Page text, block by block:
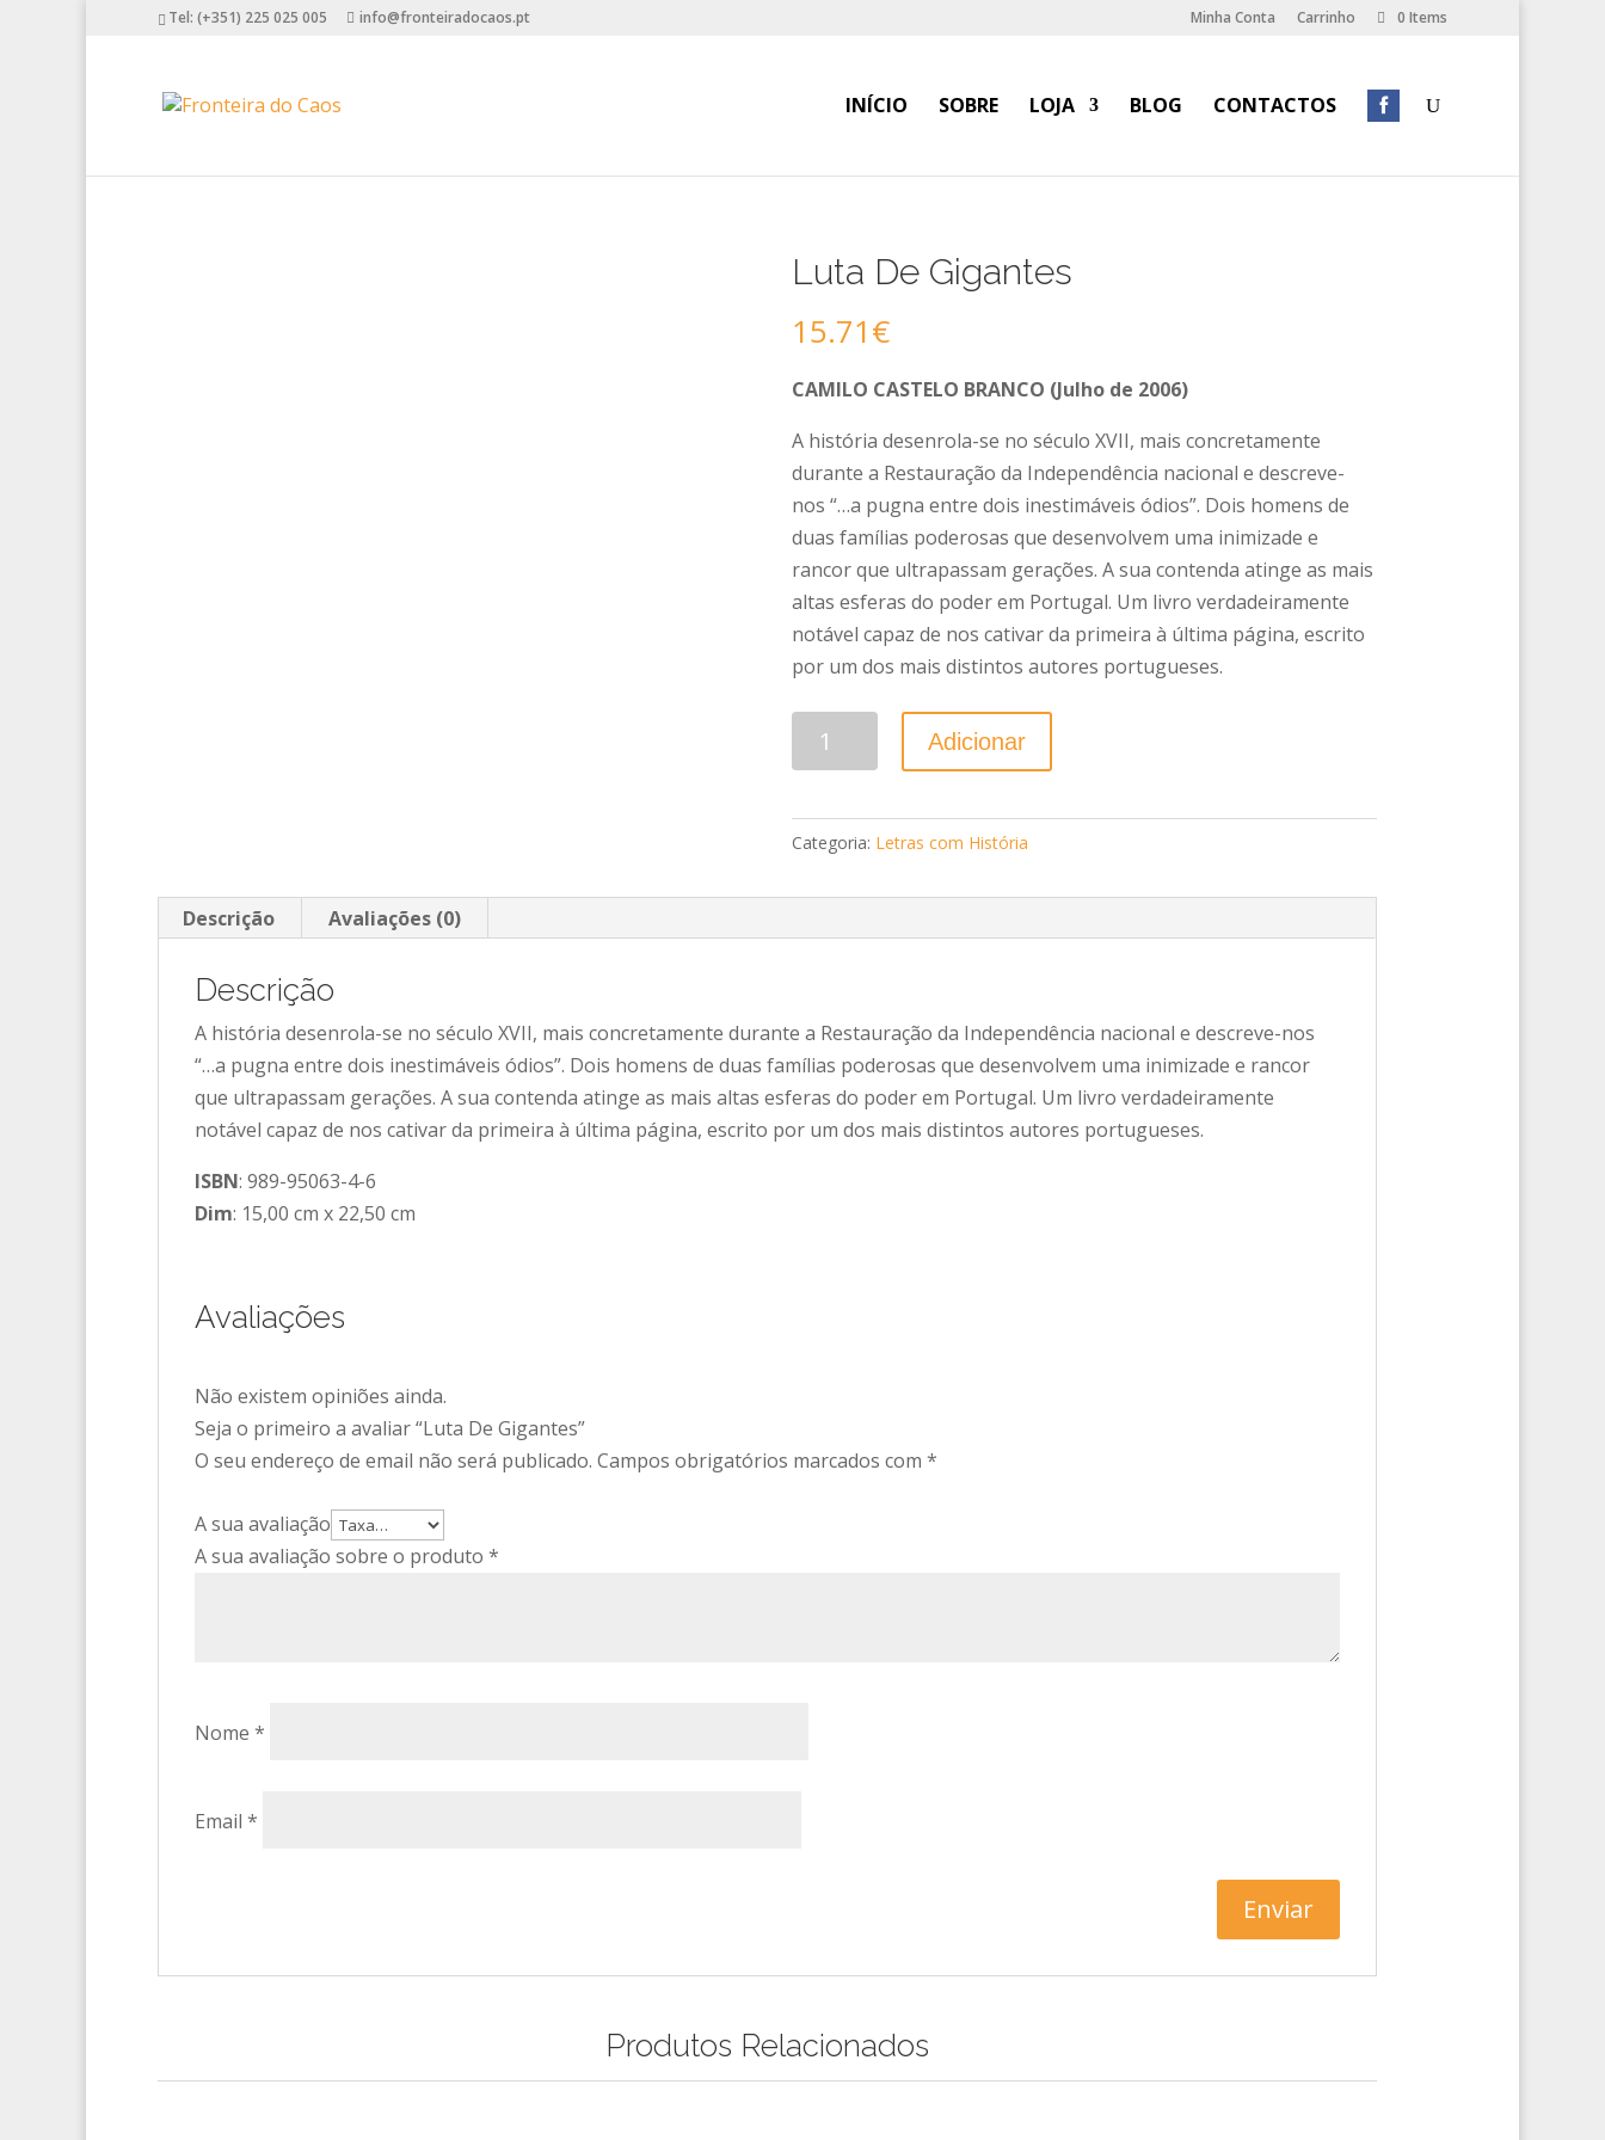
Tel: (+351) 225 025 005 info@fronteiradocaos.pt Minha Conta Carrinho 0 Items
INÍCIO SOBRE LOJA BLOG CONTACTOS
Luta De Gigantes
15.71€
CAMILO CASTELO BRANCO (Julho de 2006)
A história desenrola-se no século XVII, mais concretamente
durante a Restauração da Independência nacional e descreve-
nos “…a pugna entre dois inestimáveis ódios”. Dois homens de
duas famílias poderosas que desenvolvem uma inimizade e
rancor que ultrapassam gerações. A sua contenda atinge as mais
altas esferas do poder em Portugal. Um livro verdadeiramente
notável capaz de nos cativar da primeira à última página, escrito
por um dos mais distintos autores portugueses.
Quantidade
Adicionar
Categoria: Letras com História
Descrição Avaliações (0)
Descrição
A história desenrola-se no século XVII, mais concretamente durante a Restauração da Independência nacional e descreve-nos
“…a pugna entre dois inestimáveis ódios”. Dois homens de duas famílias poderosas que desenvolvem uma inimizade e rancor
que ultrapassam gerações. A sua contenda atinge as mais altas esferas do poder em Portugal. Um livro verdadeiramente
notável capaz de nos cativar da primeira à última página, escrito por um dos mais distintos autores portugueses.
ISBN: 989-95063-4-6
Dim: 15,00 cm x 22,50 cm
Avaliações
Não existem opiniões ainda.
Seja o primeiro a avaliar “Luta De Gigantes”
O seu endereço de email não será publicado. Campos obrigatórios marcados com *
A sua avaliação
A sua avaliação sobre o produto *
Nome *
Email *
Produtos Relacionados